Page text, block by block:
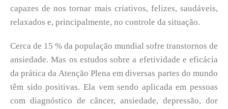
capazes de nos tornar mais criativos, felizes, saudáveis,
relaxados e, principalmente, no controle da situação.
Cerca de 15 % da população mundial sofre transtornos de
ansiedade. Mas os estudos sobre a efetividade e eficácia
da prática da Atenção Plena em diversas partes do mundo
têm sido positivas. Ela vem sendo aplicada em pessoas
com diagnóstico de câncer, ansiedade, depressão, dor